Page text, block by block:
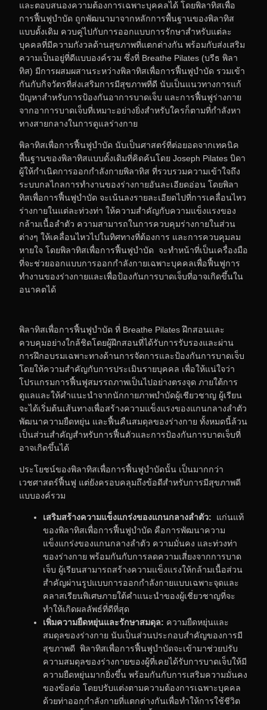
และตอบสนองความต้องการเฉพาะบุคคลได้ โดยพิลาทิสเพื่อ
การฟื้นฟูบำบัด ถูกพัฒนามาจากหลักการพื้นฐานของพิลาทิส
แบบดั้งเดิม ควบคู่ไปกับการออกแบบการรักษาสำหรับแต่ละ
บุคคลที่มีความกังวลด้านสุขภาพที่แตกต่างกัน พร้อมกับส่งเสริม
ความเป็นอยู่ที่ดีแบบองค์รวม ซึ่งที่ Breathe Pilates (บรีธ พิลา
ทิส) มีการผสมผสานระหว่างพิลาทิสเพื่อการฟื้นฟูบำบัด รวมเข้า
กันกับกิจวัตรที่ส่งเสริมการมีสุขภาพที่ดี นับเป็นแนวทางการแก้
ปัญหาสำหรับการป้องกันอาการบาดเจ็บ และการฟื้นฟูร่างกาย
จากอาการบาดเจ็บที่เหมาะอย่างยิ่งสำหรับใครก็ตามที่กำลังหา
ทางสายกลางในการดูแลร่างกาย
พิลาทิสเพื่อการฟื้นฟูบำบัด นับเป็นศาสตร์ที่ต่อยอดจากเทคนิค
พื้นฐานของพิลาทิสแบบดั้งเดิมที่คิดค้นโดย Joseph Pilates บิดา
ผู้ให้กำเนิดการออกกำลังกายพิลาทิส ที่รวบรวมความเข้าใจถึง
ระบบกลไกลการทำงานของร่างกายอันละเอียดอ่อน โดยพิลา
ทิสเพื่อการฟื้นฟูบำบัด จะเน้นลงรายละเอียดไปที่การเคลื่อนไหว
ร่างกายในแต่ละท่วงท่า ให้ความสำคัญกับความแข็งแรงของ
กล้ามเนื้อลำตัว ความสามารถในการควบคุมร่างกายในส่วน
ต่างๆ ให้เคลื่อนไหวไปในทิศทางที่ต้องการ และการควบคุมลม
หายใจ โดยพิลาทิสเพื่อการฟื้นฟูบำบัด จะทำหน้าที่เป็นเครื่องมือ
ที่จะช่วยออกแบบการออกกำลังกายเฉพาะบุคคลเพื่อฟื้นฟูการ
ทำงานของร่างกายและเพื่อป้องกันการบาดเจ็บที่อาจเกิดขึ้นใน
อนาคตได้
พิลาทิสเพื่อการฟื้นฟูบำบัด ที่ Breathe Pilates ฝึกสอนและ
ควบคุมอย่างใกล้ชิดโดยผู้ฝึกสอนที่ได้รับการรับรองและผ่าน
การฝึกอบรมเฉพาะทางด้านการจัดการและป้องกันการบาดเจ็บ
โดยให้ความสำคัญกับการประเมินรายบุคคล เพื่อให้แน่ใจว่า
โปรแกรมการฟื้นฟูสมรรถภาพเป็นไปอย่างตรงจุด ภายใต้การ
ดูแลและให้คำแนะนำจากนักกายภาพบำบัดผู้เชียวชาญ ผู้เรียน
จะได้เริ่มต้นเส้นทางเพื่อสร้างความแข็งแรงของแกนกลางลำตัว
พัฒนาความยืดหยุ่น และฟื้นคืนสมดุลของร่างกาย ทั้งหมดนี้ล้วน
เป็นส่วนสำคัญสำหรับการฟื้นตัวและการป้องกันการบาดเจ็บที่
อาจเกิดขึ้นได้
ประโยชน์ของพิลาทิสเพื่อการฟื้นฟูบำบัดนั้น เป็นมากกว่า
เวชศาสตร์ฟื้นฟู แต่ยังครอบคลุมถึงข้อดีสำหรับการมีสุขภาพดี
แบบองค์รวม
เสริมสร้างความแข็งแกร่งของแกนกลางลำตัว:
แก่นแท้
ของพิลาทิสเพื่อการฟื้นฟูบำบัด คือการพัฒนาความ
แข็งแกร่งของแกนกลางลำตัว ความมั่นคง และท่วงท่า
ของร่างกาย พร้อมกันกับการลดความเสี่ยงจากการบาด
เจ็บ ผู้เรียนสามารถสร้างความแข็งแรงให้กล้ามเนื้อส่วน
สำคัญผ่านรูปแบบการออกกำลังกายแบบเฉพาะจุดและ
คลาสเรียนพิเศษภายใต้คำแนะนำของผู้เชี่ยวชาญที่จะ
ทำให้เกิดผลลัพธ์ที่ดีที่สุด
เพิ่มความยืดหยุ่นและรักษาสมดุล: ความยืดหยุ่นและ
สมดุลของร่างกาย นับเป็นส่วนประกอบสำคัญของการมี
สุขภาพดี พิลาทิสเพื่อการฟื้นฟูบำบัดจะเข้ามาช่วยปรับ
ความสมดุลของร่างกายของผู้ที่เคยได้รับการบาดเจ็บให้มี
ความยืดหยุ่นมากยิ่งขึ้น พร้อมกันกับการเสริมความมั่นคง
ของข้อต่อ โดยปรับแต่งตามความต้องการเฉพาะบุคคล
ด้วยท่าออกกำลังกายที่แตกต่างกันเพื่อทำให้การใช้ชีวิต